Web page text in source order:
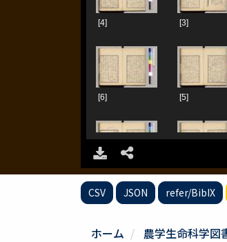
CSV JSON refer/BibIX
ホーム 農学生命科学図